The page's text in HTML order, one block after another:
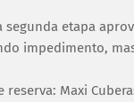
etapa
impedimento,
Maxi